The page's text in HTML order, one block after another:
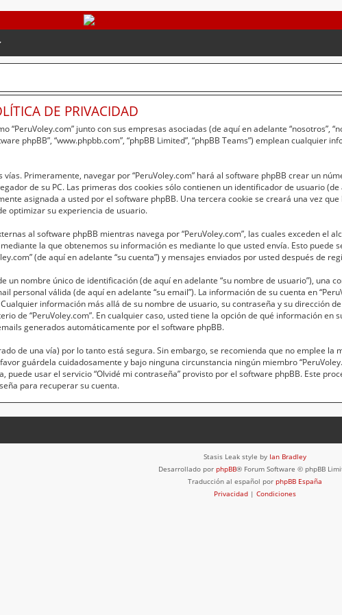
DE PRIVACIDAD
“PeruVoley.com” junto con sus empresas asociadas (de aquí en adelante “nosotros”,
phpBB”, “www.phpbb.com”, “phpBB Limited”, “phpBB Teams”) emplean
Primeramente, navegar por “PeruVoley.com” hará al software phpBB crear un
de su PC. Las primeras dos cookies sólo contienen un identificador de usuario
asignada a usted por el software phpBB. Una tercera cookie se creará una vez
optimizar su experiencia de usuario.
al software phpBB mientras navega por “PeruVoley.com”, las cuales exceden el
la que obtenemos su información es mediante lo que usted envía. Esto puede
(de aquí en adelante “su cuenta”) y mensajes enviados por usted después de
un nombre único de identificación (de aquí en adelante “su nombre de usuario”), una
personal válida (de aquí en adelante “su email”). La información de su cuenta en
información más allá de su nombre de usuario, su contraseña y su dirección
de “PeruVoley.com”. En cualquier caso, usted tiene la opción de qué información
generados automáticamente por el software phpBB.
de una vía) por lo tanto está segura. Sin embargo, se recomienda que no emplee
favor guárdela cuidadosamente y bajo ninguna circunstancia ningún miembro
puede usar el servicio “Olvidé mi contraseña” provisto por el software phpBB. Este
para recuperar su cuenta.
Stasis Leak style by Ian Bradley
Desarrollado por phpBB® Forum Software © phpBB
Traducción al español por phpBB España
Privacidad | Condiciones